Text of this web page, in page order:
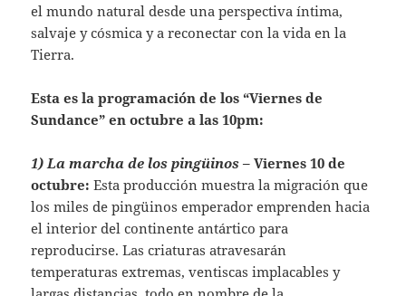
el mundo natural desde una perspectiva íntima,
salvaje y cósmica y a reconectar con la vida en la
Tierra.
Esta es la programación de los “Viernes de
Sundance” en octubre a las 10pm:
1) La marcha de los pingüinos –Viernes 10 de
octubre:Esta producción muestra la migración que
los miles de pingüinos emperador emprenden hacia
el interior del continente antártico para
reproducirse. Las criaturas atravesarán
temperaturas extremas, ventiscas implacables y